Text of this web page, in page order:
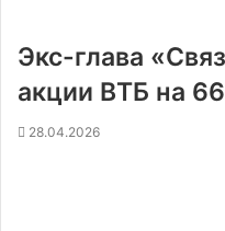
Экс-глава
акции ВТБ на
28.04.2026